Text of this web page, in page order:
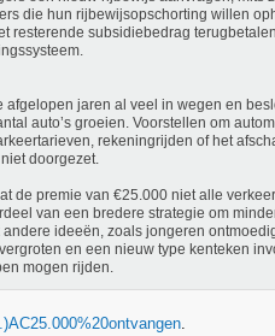
die hun rijbewijsopschorting willen
resterende subsidiebedrag
afgelopen jaren al veel in wegen en
auto’s groeien. Voorstellen om
rekeningrijden of het
doorgezet.
de premie van €25.000 niet alle
van een bredere strategie om
andere ideeën, zoals jongeren
en een nieuw type kenteken
mogen rijden.
.